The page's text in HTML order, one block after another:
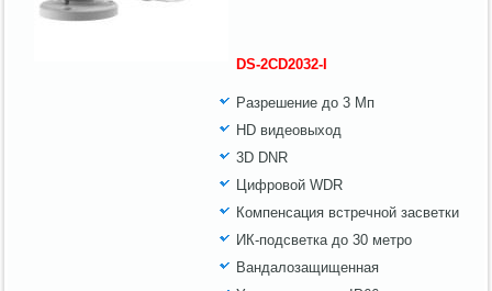
DS-2CD2032-I
Разрешение до 3 Мп
HD видеовыход
3D DNR
Цифровой WDR
Компенсация встречной засветки
ИК-подсветка до 30 метро
Вандалозащищенная